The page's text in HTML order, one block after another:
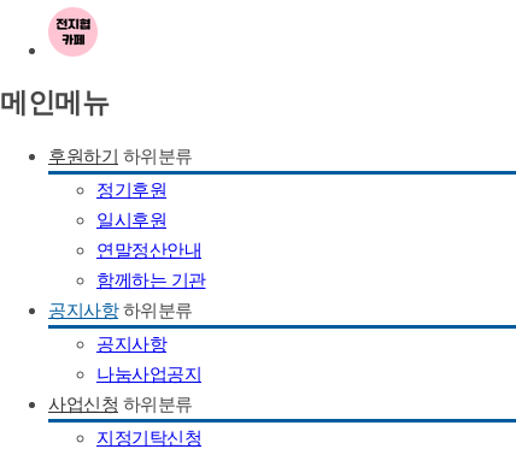
메인메뉴
후원하기 하위분류
정기후원
일시후원
연말정산안내
함께하는 기관
공지사항 하위분류
공지사항
나눔사업공지
사업신청 하위분류
지정기탁신청